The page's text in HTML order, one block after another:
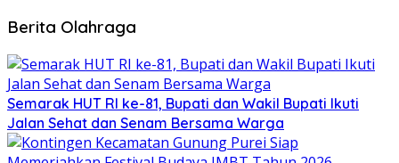
Berita Olahraga
Semarak HUT RI ke-81, Bupati dan Wakil Bupati Ikuti
Jalan Sehat dan Senam Bersama Warga